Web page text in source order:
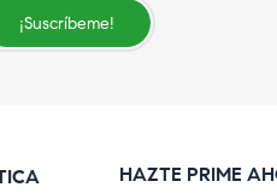
¡Suscríbeme!
HAZTE PRIME